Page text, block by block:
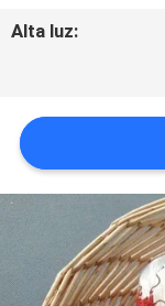
PIDA
MAPA
DEL
SITIO
Alta luz: